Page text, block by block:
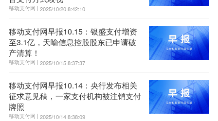
移动支付网 | 2025/10/20 8:42:10
移动支付网早报10.15：银盛支付增资
至3.1亿，天喻信息控股股东已申请破
产清算！
移动支付网 | 2025/10/15 8:37:37
移动支付网早报10.14：央行发布相关
征求意见稿，一家支付机构被注销支付
牌照
移动支付网 | 2025/10/14 8:38:09